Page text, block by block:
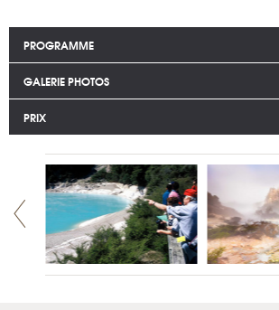
PROGRAMME
GALERIE PHOTOS
PRIX